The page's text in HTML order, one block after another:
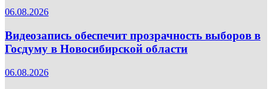
06.08.2026
Видеозапись обеспечит прозрачность выборов в
Госдуму в Новосибирской области
06.08.2026